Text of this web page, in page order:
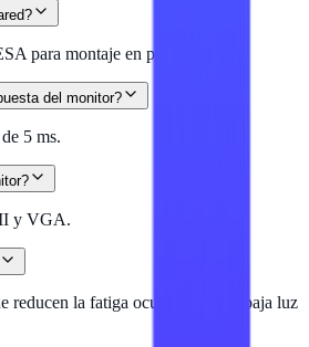
para montaje en pared.
del monitor?
5 ms.
y VGA.
reducen la fatiga ocular, como la baja luz